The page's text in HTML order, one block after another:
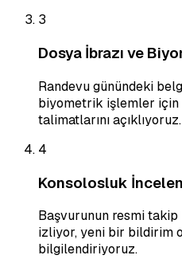
3
Dosya İbrazı ve
Randevu günündeki
biyometrik işlemler
talimatlarını açıklıyoruz.
4
Konsolosluk
Başvurunun resmi takip
izliyor, yeni bir bildirim
bilgilendiriyoruz.